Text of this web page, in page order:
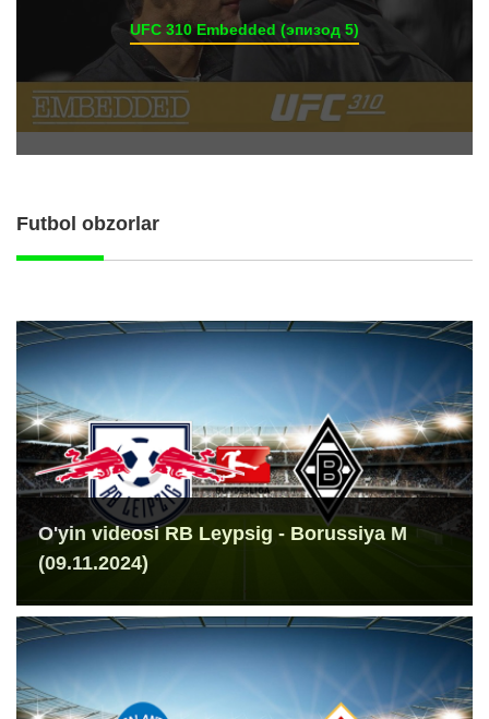
UFC 310 Embedded (эпизод 5)
Futbol obzorlar
O'yin videosi RB Leypsig - Borussiya M
(09.11.2024)